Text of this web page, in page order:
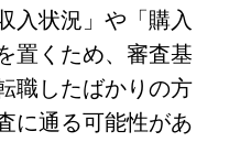
入状況」や「購入
置くため、審査基
職したばかりの方
に通る可能性があ